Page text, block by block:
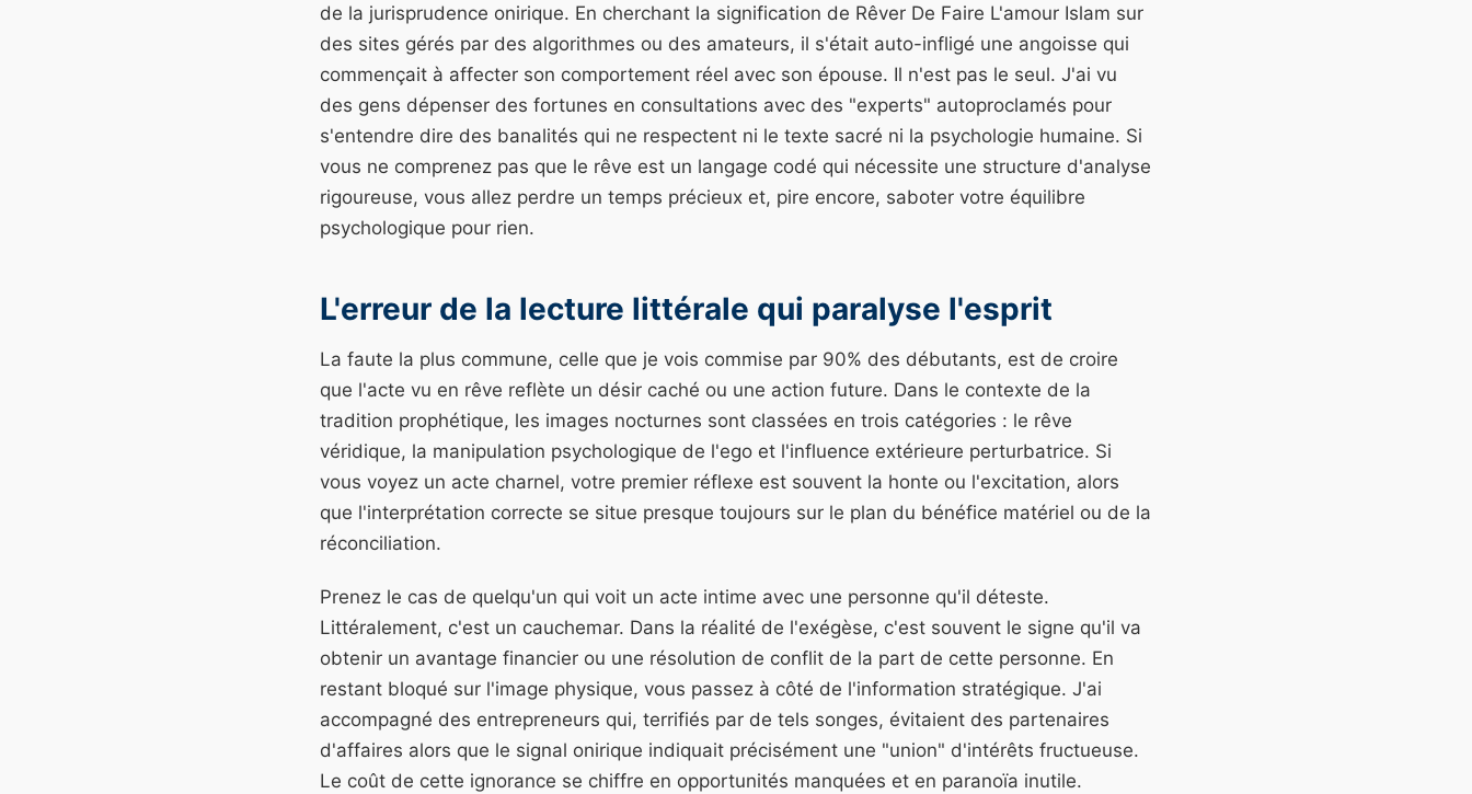
de la jurisprudence onirique. En cherchant la signification de Rêver De Faire L'amour Islam sur
des sites gérés par des algorithmes ou des amateurs, il s'était auto-infligé une angoisse qui
commençait à affecter son comportement réel avec son épouse. Il n'est pas le seul. J'ai vu
des gens dépenser des fortunes en consultations avec des "experts" autoproclamés pour
s'entendre dire des banalités qui ne respectent ni le texte sacré ni la psychologie humaine. Si
vous ne comprenez pas que le rêve est un langage codé qui nécessite une structure d'analyse
rigoureuse, vous allez perdre un temps précieux et, pire encore, saboter votre équilibre
psychologique pour rien.
L'erreur de la lecture littérale qui paralyse l'esprit
La faute la plus commune, celle que je vois commise par 90% des débutants, est de croire
que l'acte vu en rêve reflète un désir caché ou une action future. Dans le contexte de la
tradition prophétique, les images nocturnes sont classées en trois catégories : le rêve
véridique, la manipulation psychologique de l'ego et l'influence extérieure perturbatrice. Si
vous voyez un acte charnel, votre premier réflexe est souvent la honte ou l'excitation, alors
que l'interprétation correcte se situe presque toujours sur le plan du bénéfice matériel ou de la
réconciliation.
Prenez le cas de quelqu'un qui voit un acte intime avec une personne qu'il déteste.
Littéralement, c'est un cauchemar. Dans la réalité de l'exégèse, c'est souvent le signe qu'il va
obtenir un avantage financier ou une résolution de conflit de la part de cette personne. En
restant bloqué sur l'image physique, vous passez à côté de l'information stratégique. J'ai
accompagné des entrepreneurs qui, terrifiés par de tels songes, évitaient des partenaires
d'affaires alors que le signal onirique indiquait précisément une "union" d'intérêts fructueuse.
Le coût de cette ignorance se chiffre en opportunités manquées et en paranoïa inutile.